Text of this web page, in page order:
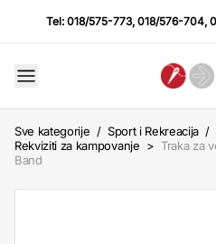
Tel:018/575-773,018/576-704,
Sve kategorije / Sport i Rekreacija /
Rekviziti za kampovanje > Traka za
Band